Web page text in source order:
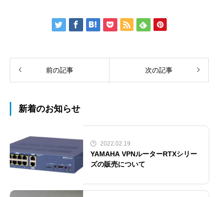
前の記事 次の記事
新着のお知らせ
2022.02.19
YAMAHA VPNルーターRTXシリー
ズの販売について